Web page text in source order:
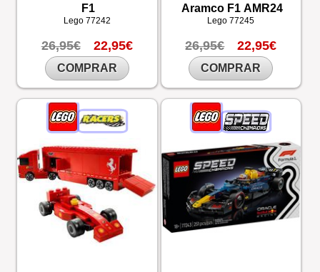
F1
Lego 77242
26,95€ 22,95€
COMPRAR
Aramco F1 AMR24
Lego77245
26,95€ 22,95€
COMPRAR